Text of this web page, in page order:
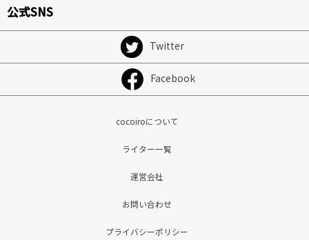
公式SNS
Twitter
Facebook
cocoiroについて
ライター一覧
運営会社
お問い合わせ
プライバシーポリシー